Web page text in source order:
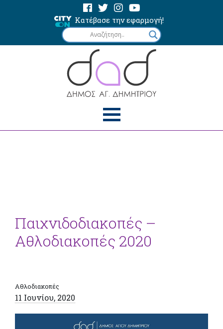
Κατέβασε την εφαρμογή!
Παιχνιδοδιακοπές –
Αθλοδιακοπές 2020
Αθλοδιακοπές
11 Ιουνίου, 2020